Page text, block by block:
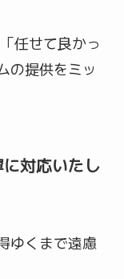
任せて良かっ
の提供をミッ
対応いたし
ゆくまで遠慮